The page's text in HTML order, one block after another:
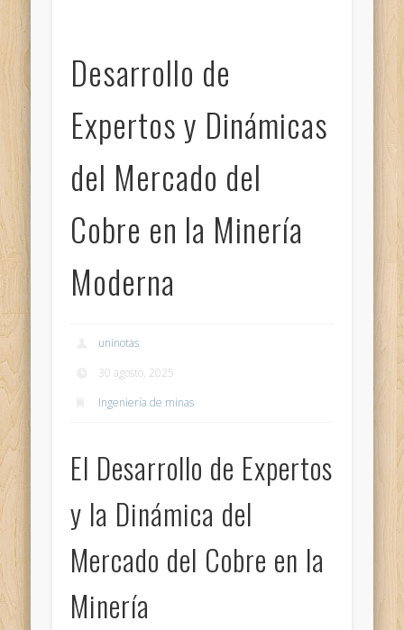
Desarrollo de
Expertos y Dinámicas
del Mercado del
Cobre en la Minería
Moderna
uninotas
30 agosto, 2025
Ingeniería de minas
El Desarrollo de Expertos
y la Dinámica del
Mercado del Cobre en la
Minería